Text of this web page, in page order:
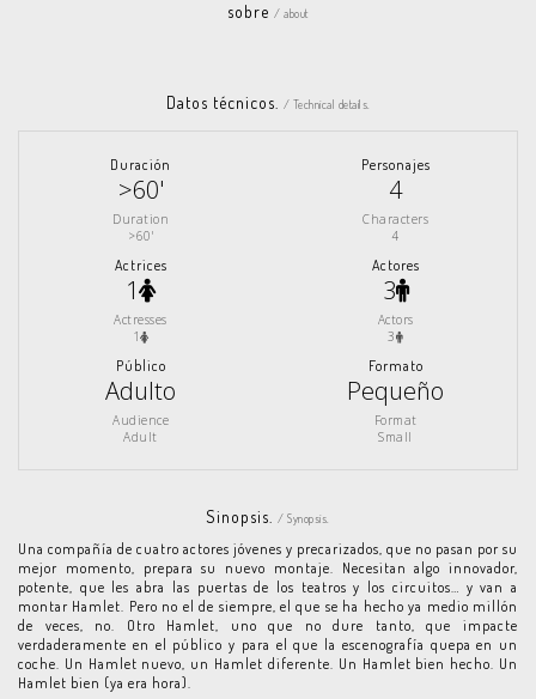
sobre/ about
Datos técnicos. / Technical details.
Duración
>60'
Duration
>60'
Personajes
4
Characters
4
Actrices
1
Actresses
1
Actores
3
Actors
3
Público
Adulto
Audience
Adult
Formato
Pequeño
Format
Small
Sinopsis./ Synopsis.
Una compañía de cuatro actores jóvenes y precarizados, que no pasan por su
mejor momento, prepara su nuevo montaje. Necesitan algo innovador,
potente, que les abra las puertas de los teatros y los circuitos… y van a
montar Hamlet. Pero no el de siempre, el que se ha hecho ya medio millón
de veces, no. Otro Hamlet, uno que no dure tanto, que impacte
verdaderamente en el público y para el que la escenografía quepa en un
coche. Un Hamlet nuevo, un Hamlet diferente. Un Hamlet bien hecho. Un
Hamlet bien (ya era hora).